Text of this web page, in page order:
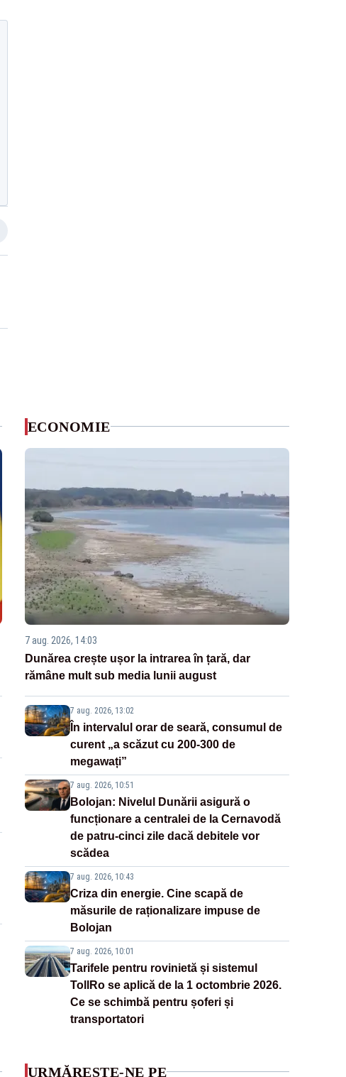
ECONOMIE
7 aug. 2026, 14:03
Dunărea crește ușor la intrarea în țară, dar
rămâne mult sub media lunii august
7 aug. 2026, 13:02
În intervalul orar de seară, consumul de
curent „a scăzut cu 200-300 de
megawați”
7 aug. 2026, 10:51
Bolojan: Nivelul Dunării asigură o
funcționare a centralei de la Cernavodă
de patru-cinci zile dacă debitele vor
scădea
7 aug. 2026, 10:43
Criza din energie. Cine scapă de
măsurile de raționalizare impuse de
Bolojan
7 aug. 2026, 10:01
Tarifele pentru rovinietă și sistemul
TollRo se aplică de la 1 octombrie 2026.
Ce se schimbă pentru șoferi și
transportatori
URMĂREȘTE-NE PE